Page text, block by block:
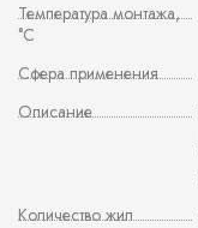
Температура монтажа,
°С
Сфера применения
Описание
Количество жил